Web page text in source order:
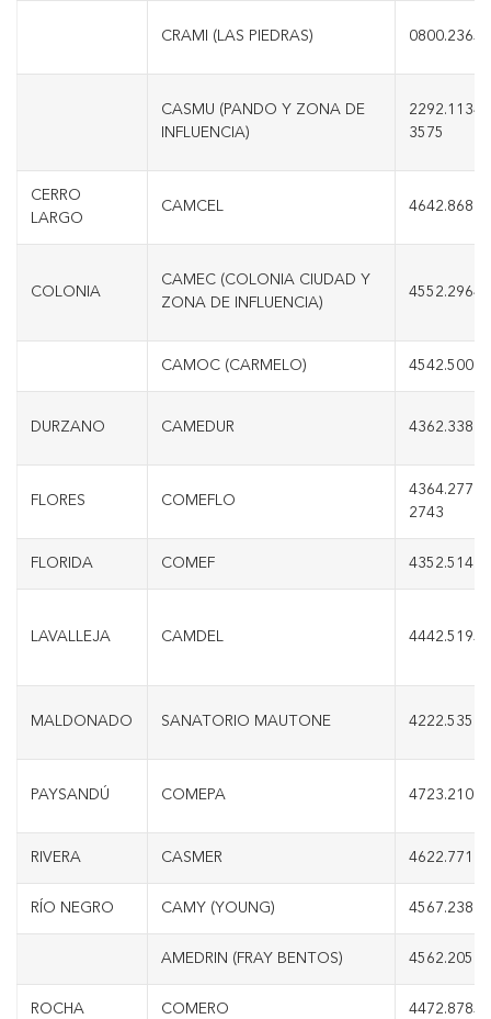
CRAMI (LAS PIEDRAS) 0800.2365
CASMU (PANDO Y ZONA DE
INFLUENCIA)
2292.1134/
3575
CERRO
LARGO
CAMCEL 4642.8686
COLONIA
CAMEC (COLONIA CIUDAD Y
ZONA DE INFLUENCIA)
4552.2964
CAMOC (CARMELO) 4542.5000
DURZANO CAMEDUR 4362.3381
FLORES COMEFLO
4364.2770/
2743
FLORIDA COMEF 4352.5141
LAVALLEJA CAMDEL 4442.5195
MALDONADO SANATORIO MAUTONE 4222.5353
PAYSANDÚ COMEPA 4723.2100
RIVERA CASMER 4622.7711
RÍO NEGRO CAMY (YOUNG) 4567.2380
AMEDRIN (FRAY BENTOS) 4562.2050
ROCHA COMERO 4472.8785